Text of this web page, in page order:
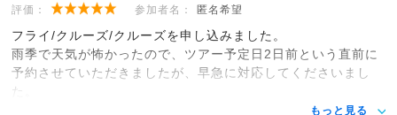
評価： 参加者名： 匿名希望
フライ/クルーズ/クルーズを申し込みました。
雨季で天気が怖かったので、ツアー予定日2日前という直前に
予約させていただきましたが、早急に対応してくださいまし
た。
もっと見る